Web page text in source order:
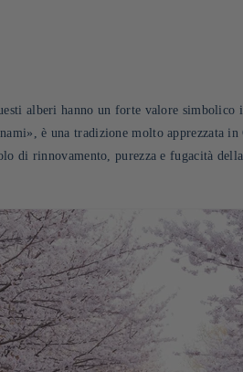
alberi hanno un forte valore simbolico
è una tradizione molto apprezzata
di rinnovamento, purezza e fugacità